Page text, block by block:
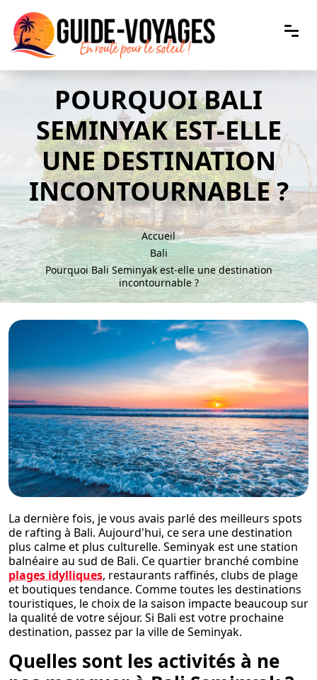
POURQUOI BALI
SEMINYAK EST-ELLE
UNE DESTINATION
INCONTOURNABLE ?
Accueil
Bali
Pourquoi Bali Seminyak est-elle une destination
incontournable ?
La dernière fois, je vous avais parlé des meilleurs spots
de rafting à Bali. Aujourd'hui, ce sera une destination
plus calme et plus culturelle. Seminyak est une station
balnéaire au sud de Bali. Ce quartier branché combine
plages idylliques, restaurants raffinés, clubs de plage
et boutiques tendance. Comme toutes les destinations
touristiques, le choix de la saison impacte beaucoup sur
la qualité de votre séjour. Si Bali est votre prochaine
destination, passez par la ville de Seminyak.
Quelles sont les activités à ne